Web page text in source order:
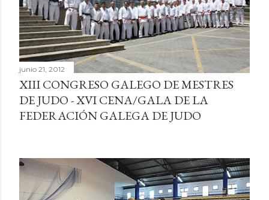
d
a
s
junio 21, 2012
XIII CONGRESO GALEGO DE MESTRES
DE JUDO - XVI CENA/GALA DE LA
FEDERACIÓN GALEGA DE JUDO